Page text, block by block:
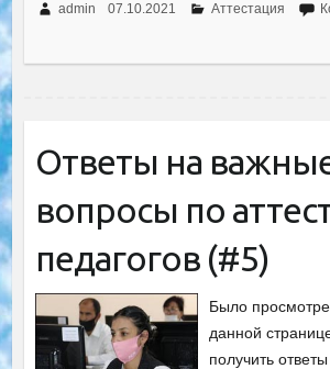
admin 07.10.2021 Аттестация
Ответы на
вопросы по
педагогов (#5)
Было
данной
получить